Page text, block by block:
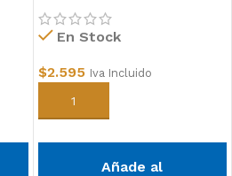
En Stock
$2.595 Iva Incluido
Añadir al carrito
Añade al